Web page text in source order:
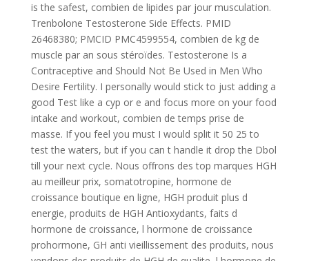
is the safest, combien de lipides par jour musculation.
Trenbolone Testosterone Side Effects. PMID
26468380; PMCID PMC4599554, combien de kg de
muscle par an sous stéroïdes. Testosterone Is a
Contraceptive and Should Not Be Used in Men Who
Desire Fertility. I personally would stick to just adding a
good Test like a cyp or e and focus more on your food
intake and workout, combien de temps prise de
masse. If you feel you must I would split it 50 25 to
test the waters, but if you can t handle it drop the Dbol
till your next cycle. Nous offrons des top marques HGH
au meilleur prix, somatotropine, hormone de
croissance boutique en ligne, HGH produit plus d
energie, produits de HGH Antioxydants, faits d
hormone de croissance, l hormone de croissance
prohormone, GH anti vieillissement des produits, nous